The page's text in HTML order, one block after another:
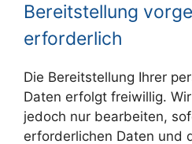
Bereitstellung
erforderlich
Die Bereitstellung Ihrer
Daten erfolgt freiwillig.
jedoch nur bearbeiten,
erforderlichen Daten und